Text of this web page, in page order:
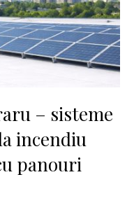
– sisteme
incendiu
panouri